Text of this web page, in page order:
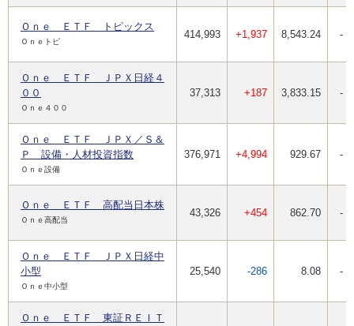
Ｏｎｅ ＥＴＦ トピックス
Ｏｎｅトピ
414,993 +1,937 8,543.24 -
Ｏｎｅ ＥＴＦ ＪＰＸ日経４
００
Ｏｎｅ４００
37,313 +187 3,833.15 -
Ｏｎｅ ＥＴＦ ＪＰＸ／Ｓ＆
Ｐ 設備・人材投資指数
Ｏｎｅ設備
376,971 +4,994 929.67 -
Ｏｎｅ ＥＴＦ 高配当日本株
Ｏｎｅ高配当
43,326 +454 862.70 -
Ｏｎｅ ＥＴＦ ＪＰＸ日経中
小型
Ｏｎｅ中小型
25,540 -286 8.08 -
Ｏｎｅ ＥＴＦ 東証ＲＥＩＴ